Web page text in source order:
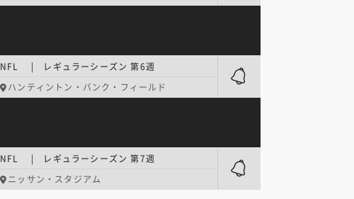
NFL | レギュラーシーズン 第6週
ハンティントン・バンク・フィールド
NFL | レギュラーシーズン 第7週
ニッサン・スタジアム